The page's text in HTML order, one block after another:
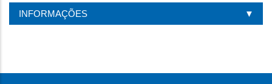
INFORMAÇÕES